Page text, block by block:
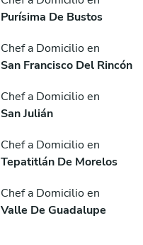
Purísima De Bustos
Chef a Domicilio en
San Francisco Del Rincón
Chef a Domicilio en
San Julián
Chef a Domicilio en
Tepatitlán De Morelos
Chef a Domicilio en
Valle De Guadalupe